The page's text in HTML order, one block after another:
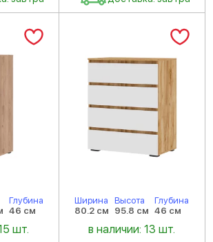
Глубина
46 см
шт.
Ширина
80.2 см
Высота
95.8 см
Глубина
46 см
в наличии: 13 шт.